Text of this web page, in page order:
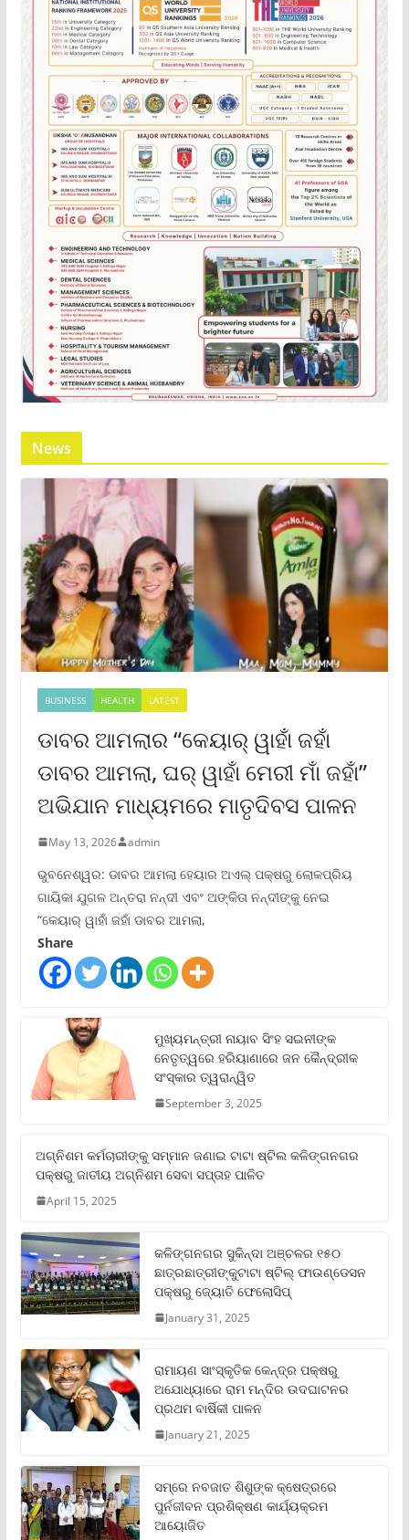
News
BUSINESS HEALTH LATEST
ଡାବର ଆମଲାର “କେୟାର୍ ୱାହାଁ ଜହାଁ
ଡାବର ଆମଲା, ଘର୍ ୱାହାଁ ମେରୀ ମାଁ ଜହାଁ”
ଅଭିଯାନ ମାଧ୍ୟମରେ ମାତୃଦିବସ ପାଳନ
May 13, 2026 admin
ଭୁବନେଶ୍ୱର: ଡାବର ଆମଲା ହେୟାର ଅଏଲ୍ ପକ୍ଷରୁ ଲୋକପ୍ରିୟ
ଗାୟିକା ଯୁଗଳ ଅନ୍ତରା ନନ୍ଦୀ ଏବଂ ଅଙ୍କିତା ନନ୍ଦୀଙ୍କୁ ନେଇ
“କେୟାର୍ ୱାହାଁ ଜହାଁ ଡାବର ଆମଲା,
Share
ମୁଖ୍ୟମନ୍ତ୍ରୀ ନାୟାବ ସିଂହ ସଇନୀଙ୍କ
ନେତୃତ୍ୱରେ ହରିୟାଣାରେ ଜନ କୈନ୍ଦ୍ରୀକ
ସଂସ୍କାର ତ୍ୱରାନ୍ୱିତ
September 3, 2025
ଅଗ୍ନିଶମ କର୍ମଚାରୀଙ୍କୁ ସମ୍ମାନ ଜଣାଇ ଟାଟା ଷ୍ଟିଲ କଳିଙ୍ଗନଗର
ପକ୍ଷରୁ ଜାତୀୟ ଅଗ୍ନିଶମ ସେବା ସପ୍ତାହ ପାଳିତ
April 15, 2025
କଳିଙ୍ଗନଗର ସୁକିନ୍ଦା ଅଞ୍ଚଳର ୧୫୦
ଛାତ୍ରଛାତ୍ରୀଙ୍କୁଟାଟା ଷ୍ଟିଲ୍ ଫାଉଣ୍ଡେସନ
ପକ୍ଷରୁ ଜ୍ୟୋତି ଫେଲୋସିପ୍‌
January 31, 2025
ରାମାୟଣ ସାଂସ୍କୃତିକ କେନ୍ଦ୍ର ପକ୍ଷରୁ
ଅଯୋଧ୍ୟାରେ ରାମ ମନ୍ଦିର ଉଦଘାଟନର
ପ୍ରଥମ ବାର୍ଷିକୀ ପାଳନ
January 21, 2025
ସମ୍‌ରେ ନବଜାତ ଶିଶୁଙ୍କ କ୍ଷେତ୍ରରେ
ପୁର୍ନଜୀବନ ପ୍ରଶିକ୍ଷଣ କାର୍ଯ୍ୟକ୍ରମ
ଆୟୋଜିତ